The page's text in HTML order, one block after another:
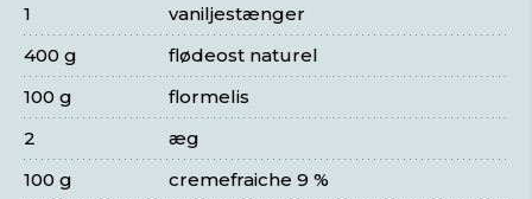
vaniljestænger
1
flødeost naturel
400 g
flormelis
100 g
æg
2
cremefraiche 9 %
100 g